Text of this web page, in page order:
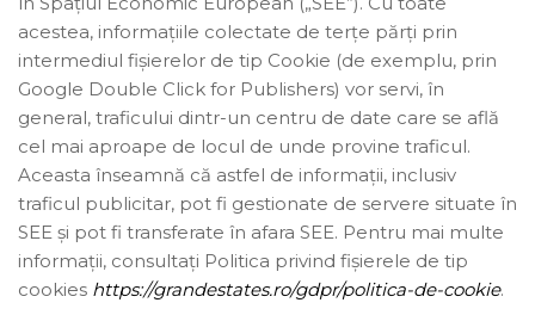
acestea, informațiile colectate de terțe părți prin
intermediul fișierelor de tip Cookie (de exemplu, prin
Google Double Click for Publishers) vor servi, în
general, traficului dintr-un centru de date care se află
cel mai aproape de locul de unde provine traficul.
Aceasta înseamnă că astfel de informații, inclusiv
traficul publicitar, pot fi gestionate de servere situate în
SEE și pot fi transferate în afara SEE. Pentru mai multe
informații, consultați Politica privind fișierele de tip
cookies https://grandestates.ro/gdpr/politica-de-cookie.